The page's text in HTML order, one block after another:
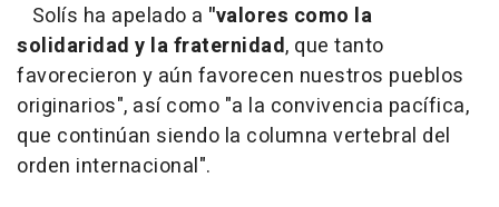
Solís ha apelado a "valores como la
solidaridad y la fraternidad, que tanto
favorecieron y aún favorecen nuestros pueblos
originarios", así como "a la convivencia pacífica,
que continúan siendo la columna vertebral del
orden internacional".